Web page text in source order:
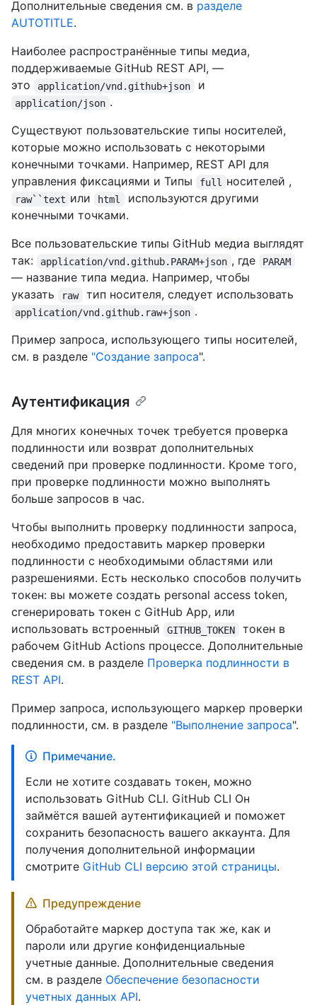
Дополнительные сведения см. в разделе
AUTOTITLE.
Наиболее распространённые типы медиа,
поддерживаемые GitHub REST API, —
это
application/vnd.github+json и
application/json .
Существуют пользовательские типы носителей,
которые можно использовать с некоторыми
конечными точками. Например, REST API для
управления фиксациями и Типы full носителей ,
raw``text или html
используются другими
конечными точками.
Все пользовательские типы GitHub медиа выглядят
так:
application/vnd.github.PARAM+json , где PARAM
— название типа медиа. Например, чтобы
указать
raw тип носителя, следует использовать
application/vnd.github.raw+json .
Пример запроса, использующего типы носителей,
см. в разделе "Создание запроса".
Аутентификация
Для многих конечных точек требуется проверка
подлинности или возврат дополнительных
сведений при проверке подлинности. Кроме того,
при проверке подлинности можно выполнять
больше запросов в час.
Чтобы выполнить проверку подлинности запроса,
необходимо предоставить маркер проверки
подлинности с необходимыми областями или
разрешениями. Есть несколько способов получить
токен: вы можете создать personal access token,
сгенерировать токен с GitHub App, или
использовать встроенный
GITHUB_TOKEN
токен в
рабочем GitHub Actions процессе. Дополнительные
сведения см. в разделе Проверка подлинности в
REST API.
Пример запроса, использующего маркер проверки
подлинности, см. в разделе "Выполнение запроса".
Примечание.
Если не хотите создавать токен, можно
использовать GitHub CLI. GitHub CLI Он
займётся вашей аутентификацией и поможет
сохранить безопасность вашего аккаунта. Для
получения дополнительной информации
смотрите GitHub CLI версию этой страницы.
Предупреждение
Обработайте маркер доступа так же, как и
пароли или другие конфиденциальные
учетные данные. Дополнительные сведения
см. в разделе Обеспечение безопасности
учетных данных API.